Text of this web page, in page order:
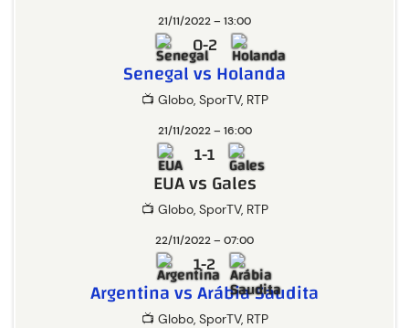
21/11/2022 – 13:00
📺 Globo, SporTV, RTP
0-2
Senegal vs Holanda
21/11/2022 – 16:00
📺 Globo, SporTV, RTP
1-1
EUA vs Gales
22/11/2022 – 07:00
📺 Globo, SporTV, RTP
1-2
Argentina vs Arábia Saudita